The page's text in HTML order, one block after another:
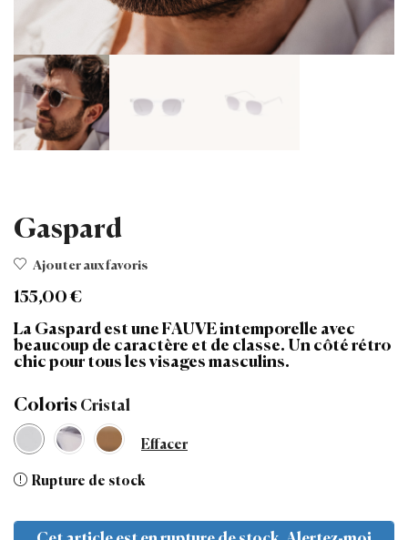
Gaspard
Ajouter aux favoris
155,00€
La Gaspard est une FAUVE intemporelle avec
beaucoup de caractère et de classe. Un côté rétro
chic pour tous les visages masculins.
Coloris
Effacer
Rupture de stock